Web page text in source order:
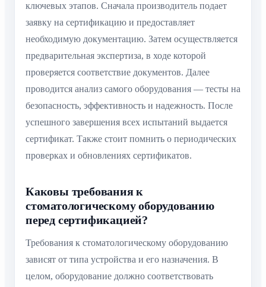
ключевых этапов. Сначала производитель подает
заявку на сертификацию и предоставляет
необходимую документацию. Затем осуществляется
предварительная экспертиза, в ходе которой
проверяется соответствие документов. Далее
проводится анализ самого оборудования — тесты на
безопасность, эффективность и надежность. После
успешного завершения всех испытаний выдается
сертификат. Также стоит помнить о периодических
проверках и обновлениях сертификатов.
Каковы требования к
стоматологическому оборудованию
перед сертификацией?
Требования к стоматологическому оборудованию
зависят от типа устройства и его назначения. В
целом, оборудование должно соответствовать